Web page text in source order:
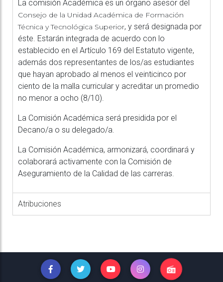
La comisión Académica es un órgano asesor del
Consejo de la Unidad Académica de Formación
Técnica y Tecnológica Superior, y será designada por
éste. Estarán integrada de acuerdo con lo
establecido en el Artículo 169 del Estatuto vigente,
además dos representantes de los/as estudiantes
que hayan aprobado al menos el veinticinco por
ciento de la malla curricular y acreditar un promedio
no menor a ocho (8/10).
La Comisión Académica será presidida por el
Decano/a o su delegado/a.
La Comisión Académica, armonizará, coordinará y
colaborará activamente con la Comisión de
Aseguramiento de la Calidad de las carreras.
Atribuciones